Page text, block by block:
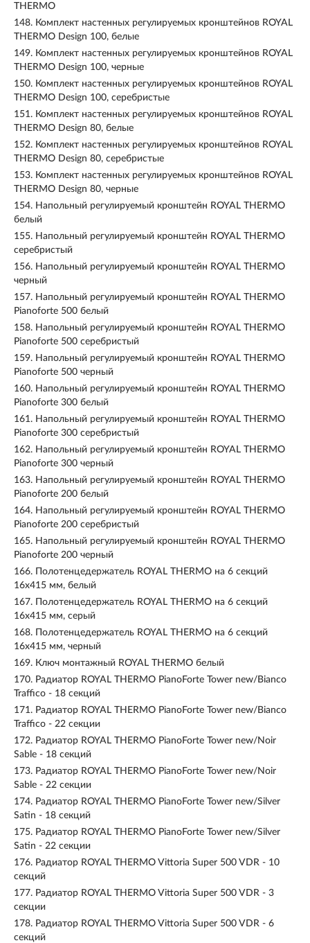
THERMO
148. Комплект настенных регулируемых кронштейнов ROYAL
THERMO Design 100, белые
149. Комплект настенных регулируемых кронштейнов ROYAL
THERMO Design 100, черные
150. Комплект настенных регулируемых кронштейнов ROYAL
THERMO Design 100, серебристые
151. Комплект настенных регулируемых кронштейнов ROYAL
THERMO Design 80, белые
152. Комплект настенных регулируемых кронштейнов ROYAL
THERMO Design 80, серебристые
153. Комплект настенных регулируемых кронштейнов ROYAL
THERMO Design 80, черные
154. Напольный регулируемый кронштейн ROYAL THERMO
белый
155. Напольный регулируемый кронштейн ROYAL THERMO
серебристый
156. Напольный регулируемый кронштейн ROYAL THERMO
черный
157. Напольный регулируемый кронштейн ROYAL THERMO
Pianoforte 500 белый
158. Напольный регулируемый кронштейн ROYAL THERMO
Pianoforte 500 серебристый
159. Напольный регулируемый кронштейн ROYAL THERMO
Pianoforte 500 черный
160. Напольный регулируемый кронштейн ROYAL THERMO
Pianoforte 300 белый
161. Напольный регулируемый кронштейн ROYAL THERMO
Pianoforte 300 серебристый
162. Напольный регулируемый кронштейн ROYAL THERMO
Pianoforte 300 черный
163. Напольный регулируемый кронштейн ROYAL THERMO
Pianoforte 200 белый
164. Напольный регулируемый кронштейн ROYAL THERMO
Pianoforte 200 серебристый
165. Напольный регулируемый кронштейн ROYAL THERMO
Pianoforte 200 черный
166.
Полотенцедержатель ROYAL THERMO на 6 секций
16x415 мм, белый
167.
Полотенцедержатель ROYAL THERMO на 6 секций
16x415 мм, серый
168.
Полотенцедержатель ROYAL THERMO на 6 секций
16x415 мм, черный
169. Ключ монтажный ROYAL THERMO белый
170. Радиатор ROYAL THERMO PianoForte Tower new/Bianco
Traffico - 18 секций
171. Радиатор ROYAL THERMO PianoForte Tower new/Bianco
Traffico - 22 секции
172. Радиатор ROYAL THERMO PianoForte Tower new/Noir
Sable - 18 секций
173. Радиатор ROYAL THERMO PianoForte Tower new/Noir
Sable - 22 секции
174. Радиатор ROYAL THERMO PianoForte Tower new/Silver
Satin - 18 секций
175. Радиатор ROYAL THERMO PianoForte Tower new/Silver
Satin - 22 секции
176. Радиатор ROYAL THERMO Vittoria Super 500 VDR - 10
секций
177. Радиатор ROYAL THERMO Vittoria Super 500 VDR - 3
секции
178. Радиатор ROYAL THERMO Vittoria Super 500 VDR - 6
секций